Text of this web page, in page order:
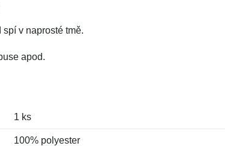
v naprosté tmě.
apod.
1 ks
100% polyester